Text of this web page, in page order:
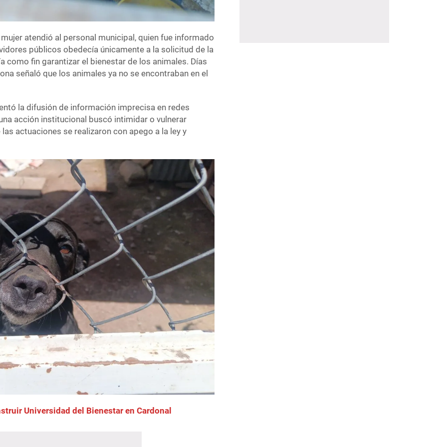
atendió al personal municipal, quien fue informado
públicos obedecía únicamente a la solicitud de la
como fin garantizar el bienestar de los animales. Días
señaló que los animales ya no se encontraban en el
la difusión de información imprecisa en redes
acción institucional buscó intimidar o vulnerar
actuaciones se realizaron con apego a la ley y
Universidad del Bienestar en Cardonal